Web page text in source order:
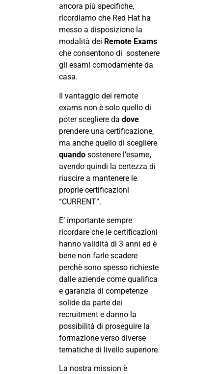
ancora più specifiche,
ricordiamo che Red Hat ha
messo a disposizione la
modalità dei Remote Exams
che consentono di sostenere
gli esami comodamente da
casa.
Il vantaggio dei remote
exams non è solo quello di
poter scegliere da dove
prendere una certificazione,
ma anche quello di scegliere
quando sostenere l’esame,
avendo quindi la certezza di
riuscire a mantenere le
proprie certificazioni
“CURRENT”.
E’ importante sempre
ricordare che le certificazioni
hanno validità di 3 anni ed è
bene non farle scadere
perchè sono spesso richieste
dalle aziende come qualifica
e garanzia di competenze
solide da parte dei
recruitment e danno la
possibilità di proseguire la
formazione verso diverse
tematiche di livello superiore.
La nostra mission è